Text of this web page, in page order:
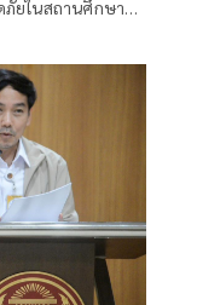
ยในสถานศึกษา